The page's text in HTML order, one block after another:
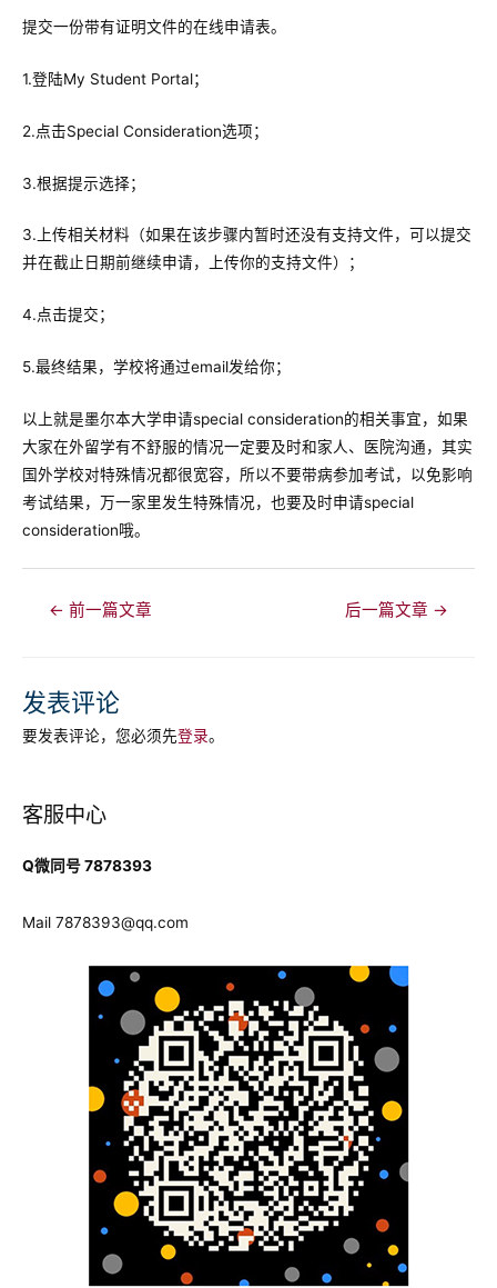
提交一份带有证明文件的在线申请表。
1.登陆My Student Portal；
2.点击Special Consideration选项；
3.根据提示选择；
3.上传相关材料（如果在该步骤内暂时还没有支持文件，可以提交
并在截止日期前继续申请，上传你的支持文件）；
4.点击提交；
5.最终结果，学校将通过email发给你；
以上就是墨尔本大学申请special consideration的相关事宜，如果
大家在外留学有不舒服的情况一定要及时和家人、医院沟通，其实
国外学校对特殊情况都很宽容，所以不要带病参加考试，以免影响
考试结果，万一家里发生特殊情况，也要及时申请special
consideration哦。
航
← 前一篇文章 后一篇文章 →
发表评论
要发表评论，您必须先登录。
客服中心
Q微同号 7878393
Mail 7878393@qq.com